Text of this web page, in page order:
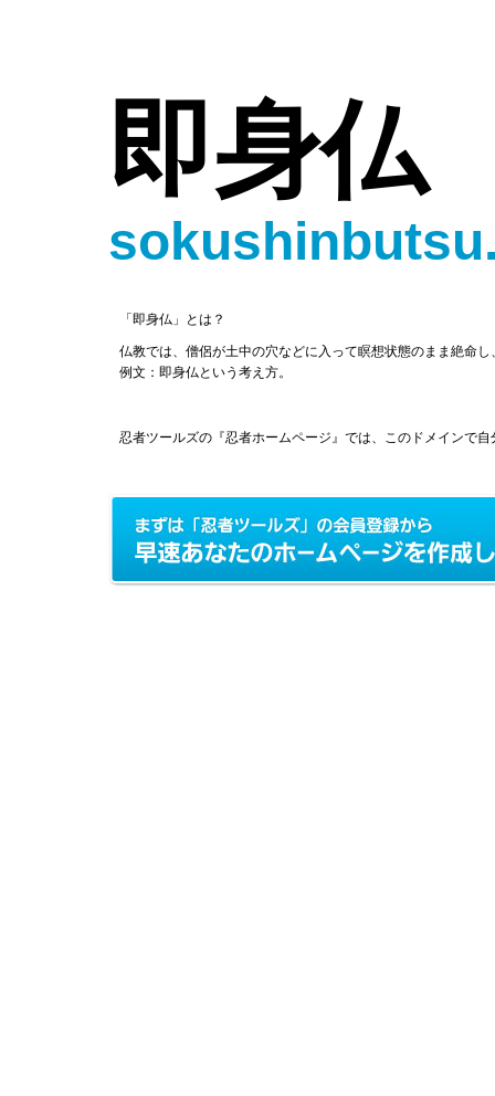
即身仏
「即身仏」とは？
仏教では、僧侶が土中の穴などに入って瞑想状態のまま絶命
例文：即身仏という考え方。
忍者ツールズの『忍者ホームページ』では、このドメインで